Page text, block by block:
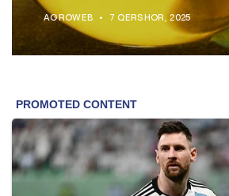
AGROWEB 7 QERSHOR, 2025